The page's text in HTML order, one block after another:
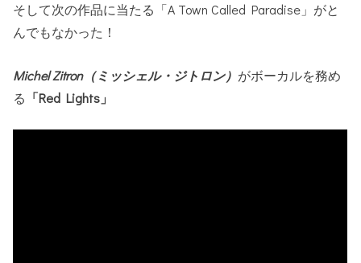
そして次の作品に当たる「A Town Called Paradise」がと
んでもなかった！
Michel Zitron（ミッシェル・ジトロン） がボーカルを務め
る 「Red Lights」